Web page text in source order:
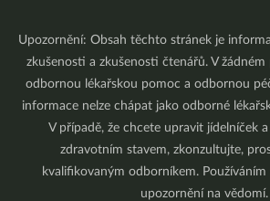
Upozornění: Obsah těchto stránek je
zkušenosti a zkušenosti čtenářů. V
odbornou lékařskou pomoc a odbornou
informace nelze chápat jako odborné
V případě, že chcete upravit jídelníček
zdravotním stavem, zkonzultujte,
kvalifikovaným odborníkem.
upozornění na vědomí.